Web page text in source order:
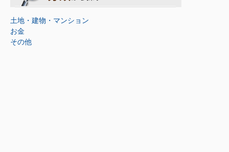
土地・建物・マンション
お金
その他